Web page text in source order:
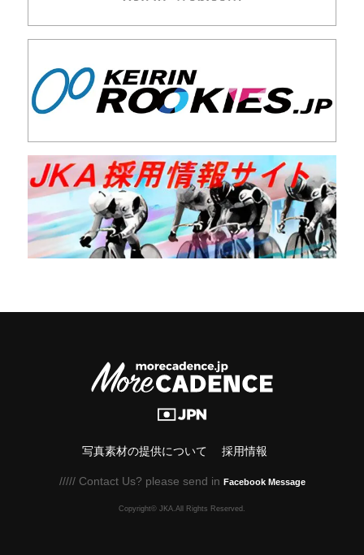
写真素材の提供について 採用情報
///// Contact Us? please send in Facebook Message
Copyright© JKA.All Rights Reserved.